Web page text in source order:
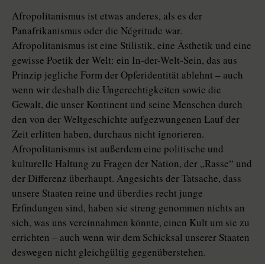
Afropolitanismus ist etwas anderes, als es der
Panafrikanismus oder die Négritude war.
Afropolitanismus ist eine Stilistik, eine Ästhetik und eine
gewisse Poetik der Welt: ein In-der-Welt-Sein, das aus
Prinzip jegliche Form der Opferidentität ablehnt – auch
wenn wir deshalb die Ungerechtigkeiten sowie die
Gewalt, die unser Kontinent und seine Menschen durch
den von der Weltgeschichte aufgezwungenen Lauf der
Zeit erlitten haben, durchaus nicht ignorieren.
Afropolitanismus ist außerdem eine politische und
kulturelle Haltung zu Fragen der Nation, der „Rasse“ und
der Differenz überhaupt. Angesichts der Tatsache, dass
unsere Staaten reine und überdies recht junge
Erfindungen sind, haben sie streng genommen nichts an
sich, was uns vereinnahmen könnte, einen Kult um sie zu
errichten – auch wenn wir dem Schicksal unserer Staaten
deswegen nicht gleichgültig gegenüberstehen.